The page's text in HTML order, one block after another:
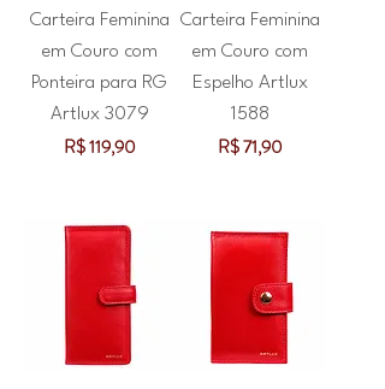
Carteira Feminina
em Couro com
Ponteira para RG
Artlux 3079
Preço
R$ 119,90
Carteira Feminina
em Couro com
Espelho Artlux
1588
Preço
R$ 71,90